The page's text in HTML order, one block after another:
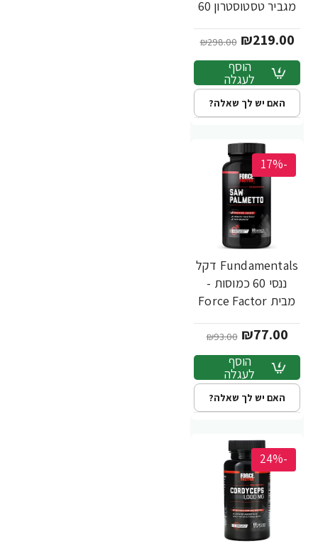
מגביר טסטוסטרון 60
Factor
₪219.00
₪298.00
הוסף
לעגלה
האם יש לך שאלה?
-17%
Fundamentals דקל
ננסי 60 כמוסות -
מבית Force Factor
₪77.00
₪93.00
הוסף
לעגלה
האם יש לך שאלה?
-24%